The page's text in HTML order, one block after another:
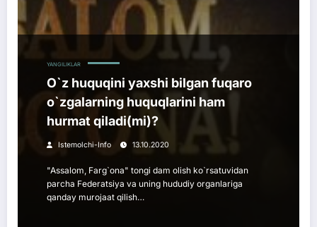
YANGILIKLAR
O`z huquqini yaxshi bilgan fuqaro
o`zgalarning huquqlarini ham
hurmat qiladi(mi)?
Istemolchi-Info 13.10.2020
"Assalom, Farg`ona" tongi dam olish ko`rsatuvidan
parcha Federatsiya va uning hududiy organlariga
qanday murojaat qilish…